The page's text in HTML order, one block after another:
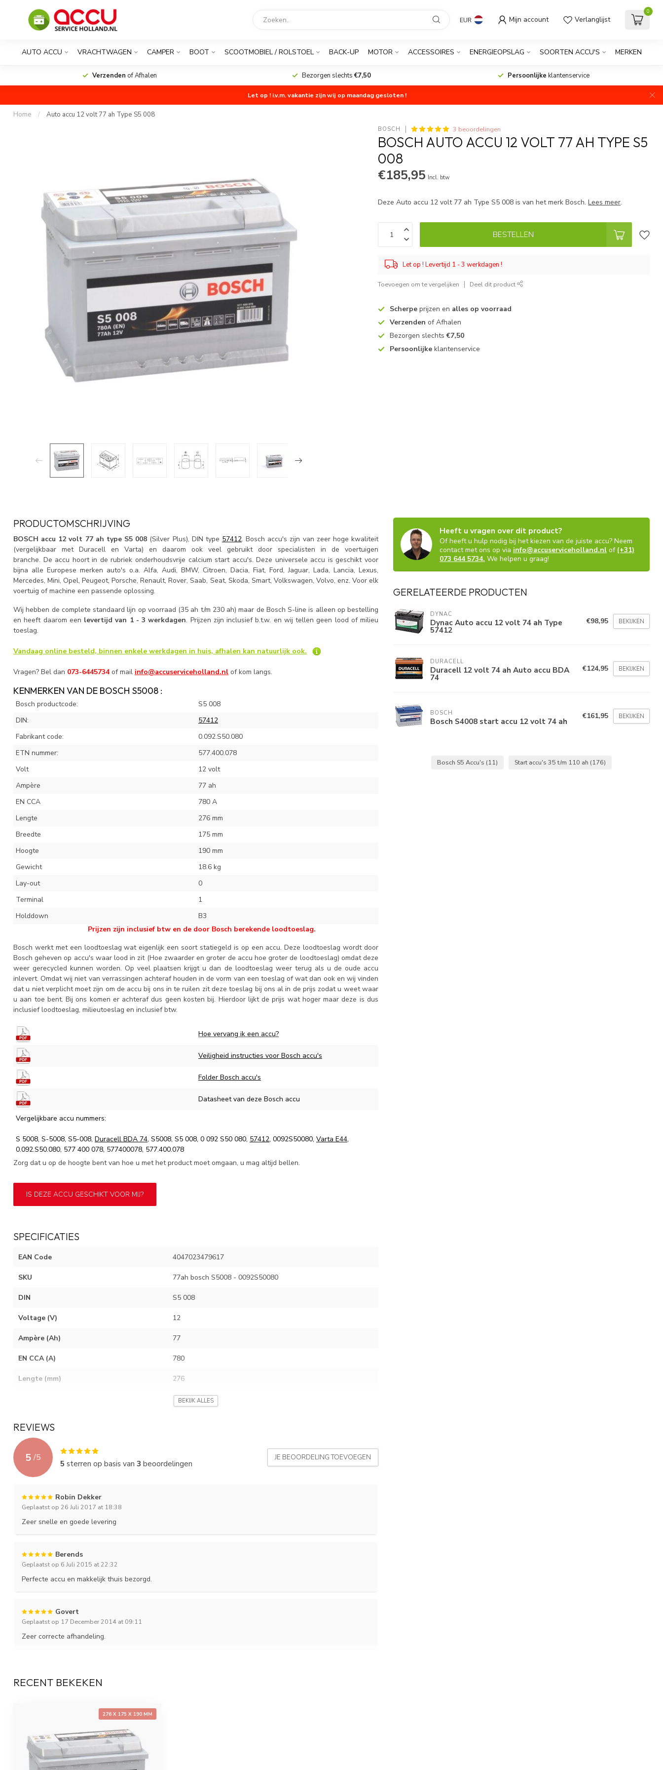
EUR Mijn account Verlanglijst
0
AUTO ACCU VRACHTWAGEN CAMPER BOOT SCOOTMOBIEL / ROLSTOEL BACK-UP MOTOR ACCESSOIRES ENERGIEOPSLAG SOORTEN ACCU'S MERKEN
Verzenden of Afhalen Bezorgen slechts€7,50 Persoonlijke klantenservice
Let op ! i.v.m. vakantie zijn wij op maandag gesloten !
Home / Auto accu 12 volt 77 ah Type S5 008
BOSCH 3 beoordelingen
BOSCH AUTO ACCU 12 VOLT 77 AH TYPE S5
008
€185,95 Incl. btw
Deze Auto accu 12 volt 77 ah Type S5 008 is van het merk Bosch.Lees meer.
BESTELLEN
Let op ! Levertijd 1 - 3 werkdagen !
Toevoegen om te vergelijken Deel dit product
Scherpe prijzen en alles op voorraad
Verzenden of Afhalen
Bezorgen slechts€7,50
Persoonlijke klantenservice
PRODUCTOMSCHRIJVING
BOSCH accu 12 volt 77 ah type S5 008 (Silver Plus), DIN type 57412. Bosch accu's zijn van zeer hoge kwaliteit
(vergelijkbaar met Duracell en Varta) en daarom ook veel gebruikt door specialisten in de voertuigen
branche. De accu hoort in de rubriek onderhoudsvrije calcium start accu's. Deze universele accu is geschikt voor
bijna alle Europese merken auto's o.a. Alfa, Audi, BMW, Citroen, Dacia, Fiat, Ford, Jaguar, Lada, Lancia, Lexus,
Mercedes, Mini, Opel, Peugeot, Porsche, Renault, Rover, Saab, Seat, Skoda, Smart, Volkswagen, Volvo, enz. Voor elk
voertuig of machine een passende oplossing.
Wij hebben de complete standaard lijn op voorraad (35 ah t/m 230 ah) maar de Bosch S-line is alleen op bestelling
en heeft daarom een levertijd van 1 - 3 werkdagen. Prijzen zijn inclusief b.t.w. en wij tellen geen lood of milieu
toeslag.
Vandaag online besteld, binnen enkele werkdagen in huis, afhalen kan natuurlijk ook.
Vragen? Bel dan 073-6445734 of mail info@accuserviceholland.nl of kom langs.
KENMERKEN VAN DE BOSCH S5008 :
Bosch productcode:
S5 008
DIN:
57412
Fabrikant code:
0.092.S50.080
ETN nummer:
577.400.078
Volt
12 volt
Ampère
77 ah
EN CCA
780 A
Lengte
276 mm
Breedte
175 mm
Hoogte
190 mm
Gewicht
18.6 kg
Lay-out
0
Terminal
1
Holddown
B3
Prijzen zijn inclusief btw en de door Bosch berekende loodtoeslag.
Bosch werkt met een loodtoeslag wat eigenlijk een soort statiegeld is op een accu. Deze loodtoeslag wordt door
Bosch geheven op accu's waar lood in zit (Hoe zwaarder en groter de accu hoe groter de loodtoeslag) omdat deze
weer gerecycled kunnen worden. Op veel plaatsen krijgt u dan de loodtoeslag weer terug als u de oude accu
inlevert. Omdat wij niet van verrassingen achteraf houden in de vorm van een toeslag of wat dan ook en wij vinden
dat u niet verplicht moet zijn om de accu bij ons in te ruilen zit deze toeslag bij ons al in de prijs zodat u weet waar
u aan toe bent. Bij ons komen er achteraf dus geen kosten bij. Hierdoor lijkt de prijs wat hoger maar deze is dus
inclusief loodtoeslag, milieutoeslag en inclusief btw.
Hoe vervang ik een accu?
Veiligheid instructies voor Bosch accu's
Folder Bosch accu's
Datasheet van deze Bosch accu
Vergelijkbare accu nummers:
S 5008, S-5008, S5-008, Duracell BDA 74, S5008, S5 008, 0 092 S50 080, 57412, 0092S50080, Varta E44,
0.092.S50.080, 577 400 078, 577400078, 577.400.078
Zorg dat u op de hoogte bent van hoe u met het product moet omgaan, u mag altijd bellen.
IS DEZE ACCU GESCHIKT VOOR MIJ?
SPECIFICATIES
EAN Code 4047023479617
SKU 77ah bosch S5008 - 0092S50080
DIN S5 008
Voltage (V) 12
Ampère (Ah) 77
EN CCA (A) 780
Lengte (mm) 276
175
Gewicht (Kg)
Layout 0.
Terminal
Holddown
BEKIJK ALLES
REVIEWS
5 /5
5 sterren op basis van 3 beoordelingen
JE BEOORDELING TOEVOEGEN
Robin Dekker
Geplaatst op 26 Juli 2017 at 18:38
Zeer snelle en goede levering
Berends
Geplaatst op 6 Juli 2015 at 22:32
Perfecte accu en makkelijk thuis bezorgd.
Govert
Geplaatst op 17 December 2014 at 09:11
Zeer correcte afhandeling.
Heeft u vragen over dit product?
Of heeft u hulp nodig bij het kiezen van de juiste accu? Neem
contact met ons op via info@accuserviceholland.nl of (+31)
073 644 5734. We helpen u graag!
GERELATEERDE PRODUCTEN
DYNAC
Dynac Auto accu 12 volt 74 ah Type
57412
€98,95 BEKIJKEN
DURACELL
Duracell 12 volt 74 ah Auto accu BDA
74
€124,95 BEKIJKEN
BOSCH
Bosch S4008 start accu 12 volt 74 ah €161,95 BEKIJKEN
Bosch S5 Accu's (11) Start accu's 35 t/m 110 ah (176)
RECENT BEKEKEN
276 X 175 X 190 MM